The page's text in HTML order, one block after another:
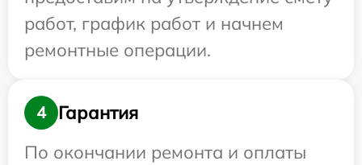
работ, график работ и начнем
ремонтные операции.
4
Гарантия
По окончании ремонта и оплаты